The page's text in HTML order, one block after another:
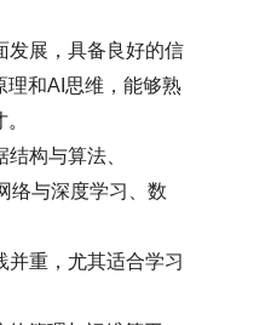
发展，具备良好的信
理和AI 思维，能够熟
。
构与算法、
络与深度学习、数
并重，尤其适合学习